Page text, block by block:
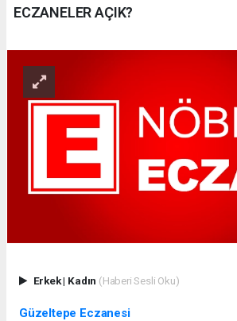
ECZANELER AÇIK?
Erkek| Kadın (Haberi Sesli Oku)
Güzeltepe Eczanesi